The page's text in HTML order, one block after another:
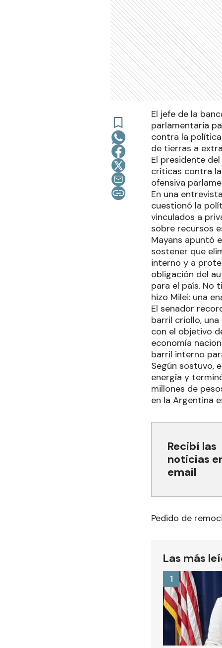
El jefe de la
parlamentaria
contra la
de tierras a
El presidente
críticas contra
ofensiva
En una
cuestionó la
vinculados a
sobre recursos
Mayans apuntó
sostener que
interno y a
obligación del
para el país. No
hizo Milei: una
El senador
barril criollo,
con el objetivo
economía
barril interno
Según sostuvo,
energía y
millones de
en la Argentina
Recibí las
noticias
email
Pedido de
Las más
1